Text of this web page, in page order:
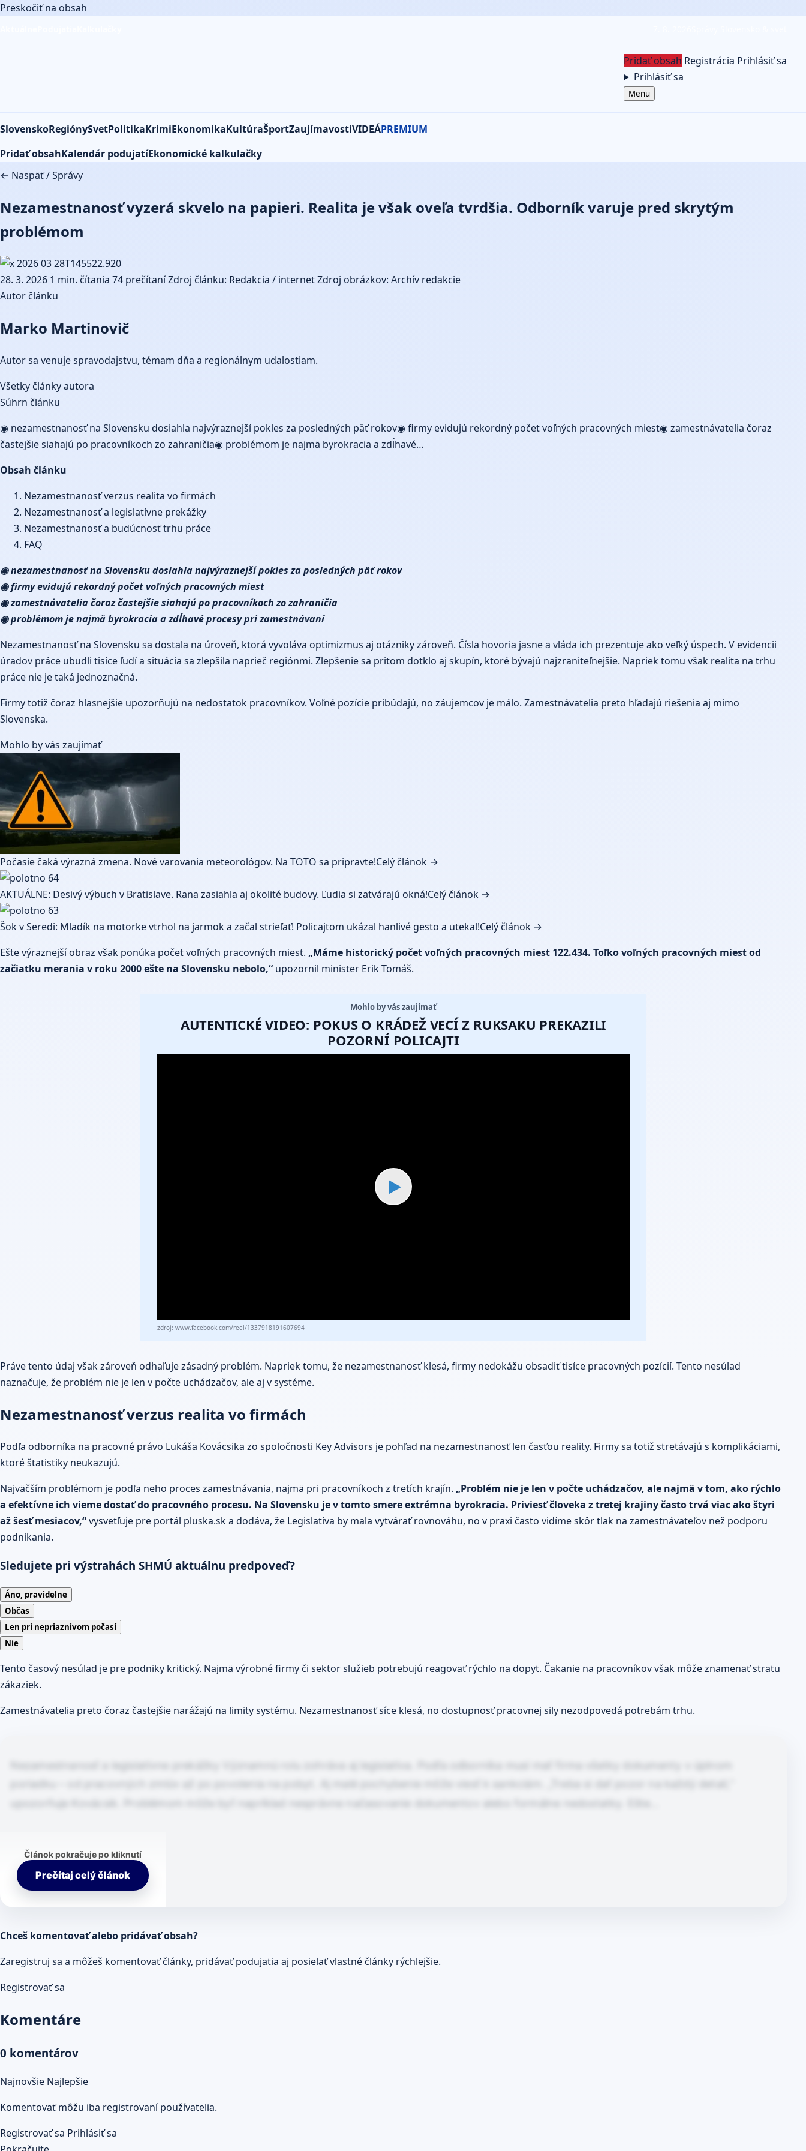
Preskočiť na obsah
Pridať obsah Registrácia Prihlásiť sa
Prihlásiť sa
Menu
SlovenskoRegiónySvetPolitikaKrimiEkonomikaKultúraŠportZaujímavostiVIDEÁPREMIUM
Pridať obsahKalendár podujatíEkonomické kalkulačky
← Naspäť/Správy
Nezamestnanosť vyzerá skvelo na papieri. Realita je však oveľa tvrdšia. Odborník varuje pred skrytým
problémom
28. 3. 2026 1 min. čítania 74 prečítaníZdroj článku: Redakcia / internetZdroj obrázkov: Archív redakcie
Autor článku
Marko Martinovič
Autor sa venuje spravodajstvu, témam dňa a regionálnym udalostiam.
Všetky články autora
Súhrn článku
◉ nezamestnanosť na Slovensku dosiahla najvýraznejší pokles za posledných päť rokov◉ firmy evidujú rekordný počet voľných pracovných miest◉ zamestnávatelia čoraz
častejšie siahajú po pracovníkoch zo zahraničia◉ problémom je najmä byrokracia a zdĺhavé…
Obsah článku
Nezamestnanosť verzus realita vo firmách
Nezamestnanosť a legislatívne prekážky
Nezamestnanosť a budúcnosť trhu práce
FAQ
◉ nezamestnanosť na Slovensku dosiahla najvýraznejší pokles za posledných päť rokov
◉ firmy evidujú rekordný počet voľných pracovných miest
◉ zamestnávatelia čoraz častejšie siahajú po pracovníkoch zo zahraničia
◉ problémom je najmä byrokracia a zdĺhavé procesy pri zamestnávaní
Nezamestnanosť na Slovensku sa dostala na úroveň, ktorá vyvoláva optimizmus aj otázniky zároveň. Čísla hovoria jasne a vláda ich prezentuje ako veľký úspech. V evidencii
úradov práce ubudli tisíce ľudí a situácia sa zlepšila naprieč regiónmi. Zlepšenie sa pritom dotklo aj skupín, ktoré bývajú najzraniteľnejšie. Napriek tomu však realita na trhu
práce nie je taká jednoznačná.
Firmy totiž čoraz hlasnejšie upozorňujú na nedostatok pracovníkov. Voľné pozície pribúdajú, no záujemcov je málo. Zamestnávatelia preto hľadajú riešenia aj mimo
Slovenska.
Mohlo by vás zaujímať
Počasie čaká výrazná zmena. Nové varovania meteorológov. Na TOTO sa pripravte!Celý článok →
AKTUÁLNE: Desivý výbuch v Bratislave. Rana zasiahla aj okolité budovy. Ľudia si zatvárajú okná!Celý článok →
Šok v Seredi: Mladík na motorke vtrhol na jarmok a začal strieľať! Policajtom ukázal hanlivé gesto a utekal!Celý článok →
Ešte výraznejší obraz však ponúka počet voľných pracovných miest. „Máme historický počet voľných pracovných miest 122.434. Toľko voľných pracovných miest od
začiatku merania v roku 2000 ešte na Slovensku nebolo,“ upozornil minister Erik Tomáš.
Mohlo by vás zaujímať
AUTENTICKÉ VIDEO: POKUS O KRÁDEŽ VECÍ Z RUKSAKU PREKAZILI
POZORNÍ POLICAJTI
▶
zdroj: www.facebook.com/reel/1337918191607694
Práve tento údaj však zároveň odhaľuje zásadný problém. Napriek tomu, že nezamestnanosť klesá, firmy nedokážu obsadiť tisíce pracovných pozícií. Tento nesúlad
naznačuje, že problém nie je len v počte uchádzačov, ale aj v systéme.
Nezamestnanosť verzus realita vo firmách
Podľa odborníka na pracovné právo Lukáša Kovácsika zo spoločnosti Key Advisors je pohľad na nezamestnanosť len časťou reality. Firmy sa totiž stretávajú s komplikáciami,
ktoré štatistiky neukazujú.
Najväčším problémom je podľa neho proces zamestnávania, najmä pri pracovníkoch z tretích krajín. „Problém nie je len v počte uchádzačov, ale najmä v tom, ako rýchlo
a efektívne ich vieme dostať do pracovného procesu. Na Slovensku je v tomto smere extrémna byrokracia. Priviesť človeka z tretej krajiny často trvá viac ako štyri
až šesť mesiacov,“vysvetľuje pre portál pluska.ska dodáva, že Legislatíva by mala vytvárať rovnováhu, no v praxi často vidíme skôr tlak na zamestnávateľov než podporu
podnikania.
Sledujete pri výstrahách SHMÚ aktuálnu predpoveď?
Áno, pravidelne
Občas
Len pri nepriaznivom počasí
Nie
Tento časový nesúlad je pre podniky kritický. Najmä výrobné firmy či sektor služieb potrebujú reagovať rýchlo na dopyt. Čakanie na pracovníkov však môže znamenať stratu
zákaziek.
Zamestnávatelia preto čoraz častejšie narážajú na limity systému. Nezamestnanosť síce klesá, no dostupnosť pracovnej sily nezodpovedá potrebám trhu.
upozorňuje Kovácsik. Problémom môže byť napríklad nesprávne načasovanie dokumentov alebo formálne nedostatky. Ešte…
Článok pokračuje po kliknutí
Prečítaj celý článok
Chceš komentovať alebo pridávať obsah?
Zaregistruj sa a môžeš komentovať články, pridávať podujatia aj posielať vlastné články rýchlejšie.
Registrovať sa
Komentáre
0 komentárov
Najnovšie Najlepšie
Komentovať môžu iba registrovaní používatelia.
Registrovať sa Prihlásiť sa